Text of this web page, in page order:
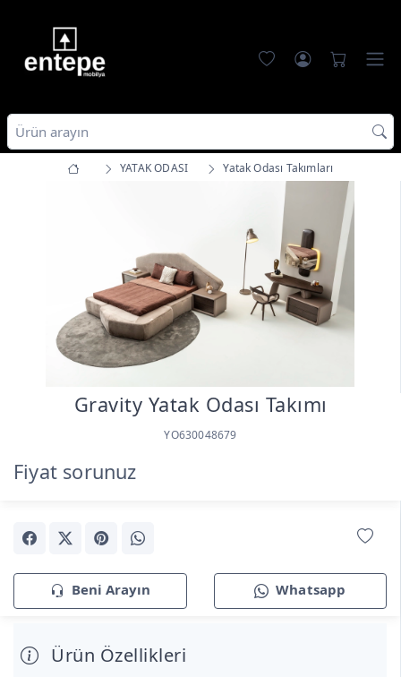
YATAK ODASI Yatak Odası Takımları
Gravity Yatak Odası Takımı
YO630048679
Fiyat sorunuz
Beni Arayın Whatsapp
Ürün Özellikleri